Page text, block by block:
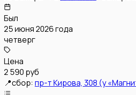
Был
25 июня 2026 года
четверг
Цена
2 590 руб
📍сбор: пр-т Кирова, 308 (у